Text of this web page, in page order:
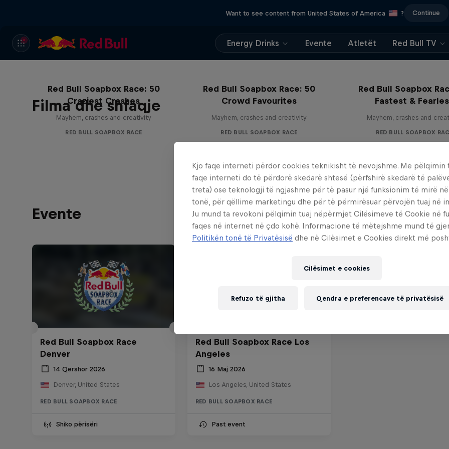
Want to see content from United States of America ? Continue
Energy Drinks Evente Atletët Red Bull TV
Filma dhe shfaqje
Red Bull Soapbox Race: 50
Craziest Crashes
Mayhem, crashes and creativity
RED BULL SOAPBOX RACE
Red Bull Soapbox Race: 50
Crowd Favourites
Mayhem, crashes and creativity
RED BULL SOAPBOX RACE
Red Bull Soapbox
Fastest &
Mayhem, crashes and
RED BULL SOAPBOX
Evente
Red Bull Soapbox Race
Denver
14 Qershor 2026
Denver, United States
RED BULL SOAPBOX RACE
Shiko përisëri
Red Bull Soapbox Race Los
Angeles
16 Maj 2026
Los Angeles, United States
RED BULL SOAPBOX RACE
Past event
Kjo faqe interneti përdor cookies teknikisht të nevojshme. Me pëlqimin
faqe interneti do të përdorë skedarë shtesë (përfshirë skedarë të
treta) ose teknologji të ngjashme për të pasur një funksionim të mirë
tonë, për qëllime marketingu dhe për të përmirësuar përvojën tuaj në
Ju mund ta revokoni pëlqimin tuaj nëpërmjet Cilësimeve të Cookie në
faqes në internet në çdo kohë. Informacione të mëtejshme mund të
Politikën tonë të Privatësisë dhe në Cilësimet e Cookies direkt më
Cilësimet e cookies
Refuzo të gjitha Qendra e preferencave të privatësisë